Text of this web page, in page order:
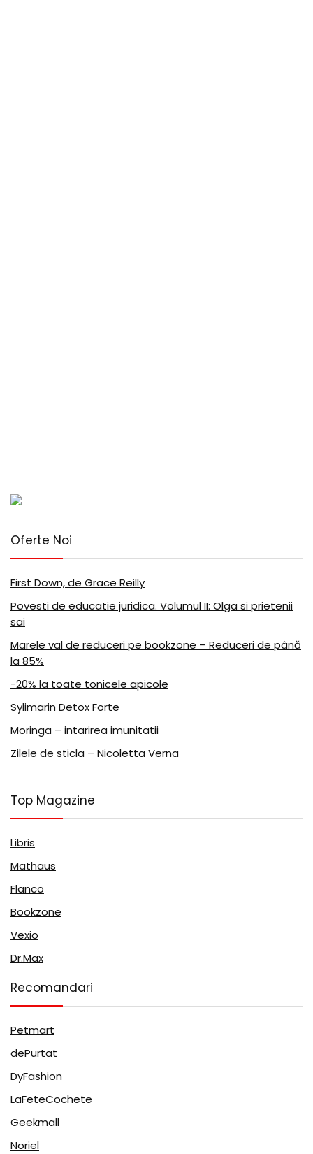
Oferte Noi
First Down, de Grace Reilly
Povesti de educatie juridica. Volumul II: Olga si prietenii
sai
Marele val de reduceri pe bookzone – Reduceri de până
la 85%
-20% la toate tonicele apicole
Sylimarin Detox Forte
Moringa – intarirea imunitatii
Zilele de sticla – Nicoletta Verna
Top Magazine
Libris
Mathaus
Flanco
Bookzone
Vexio
Dr.Max
Recomandari
Petmart
dePurtat
DyFashion
LaFeteCochete
Geekmall
Noriel